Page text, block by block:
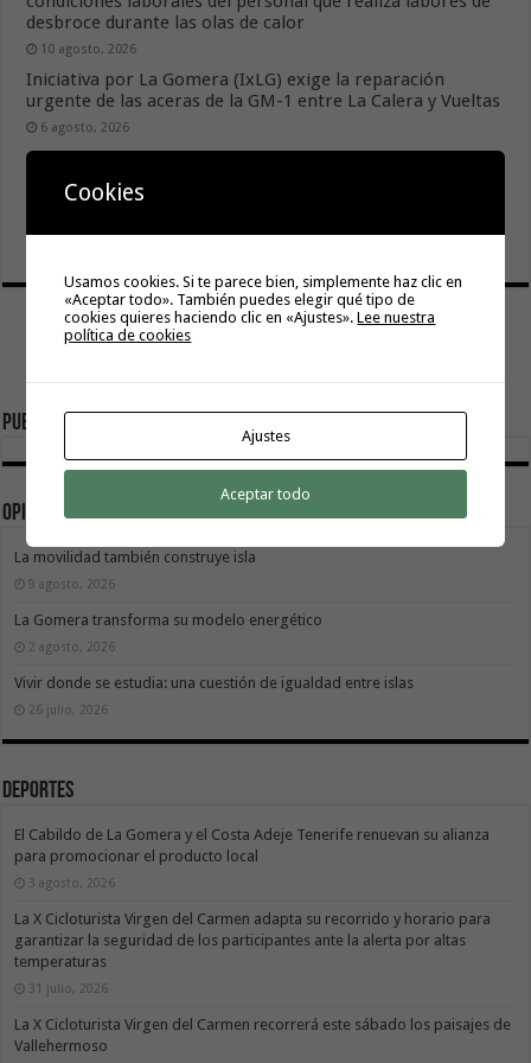
desbroce durante las olas de calor
10 agosto, 2026
Iniciativa por La Gomera (IxLG) exige la reparación
urgente de las aceras de la GM-1 entre La Calera y Vueltas
6 agosto, 2026
regular anual para el Auditorio que incluya los meses de
6 agosto, 2026
Publicidad
Opinión
La movilidad también construye isla
9 agosto, 2026
La Gomera transforma su modelo energético
2 agosto, 2026
Vivir donde se estudia: una cuestión de igualdad entre islas
26 julio, 2026
Deportes
El Cabildo de La Gomera y el Costa Adeje Tenerife renuevan su alianza
para promocionar el producto local
3 agosto, 2026
La X Cicloturista Virgen del Carmen adapta su recorrido y horario para
garantizar la seguridad de los participantes ante la alerta por altas
temperaturas
31 julio, 2026
La X Cicloturista Virgen del Carmen recorrerá este sábado los paisajes de
Vallehermoso
Cookies
Usamos cookies. Si te parece bien, simplemente haz clic en
«Aceptar todo». También puedes elegir qué tipo de
cookies quieres haciendo clic en «Ajustes».Lee nuestra
política de cookies
Ajustes
Aceptar todo